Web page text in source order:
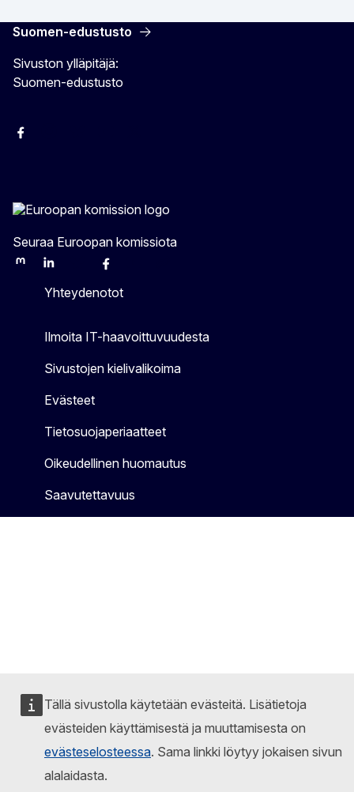
Tällä sivustolla käytetään evästeitä. Lisätietoja
evästeiden käyttämisestä ja muuttamisesta on
evästeselosteessa. Sama linkki löytyy jokaisen sivun
alalaidasta.
Suomen-edustusto
Sivuston ylläpitäjä:
Suomen-edustusto
Facebook
Seuraa Euroopan komissiota
MastodonLinkedInBlueskyFacebook
Yhteydenotot
Ilmoita IT-haavoittuvuudesta
Sivustojen kielivalikoima
Evästeet
Tietosuojaperiaatteet
Oikeudellinen huomautus
Saavutettavuus